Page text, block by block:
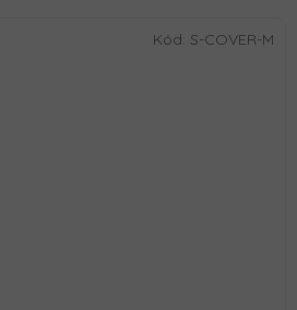
Kód: S-COVER-M